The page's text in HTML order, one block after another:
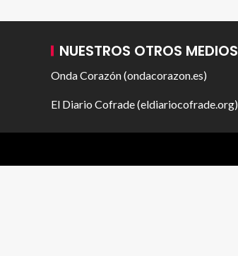
NUESTROS OTROS MEDIOS
Onda Corazón (ondacorazon.es)
El Diario Cofrade (eldiariocofrade.org)